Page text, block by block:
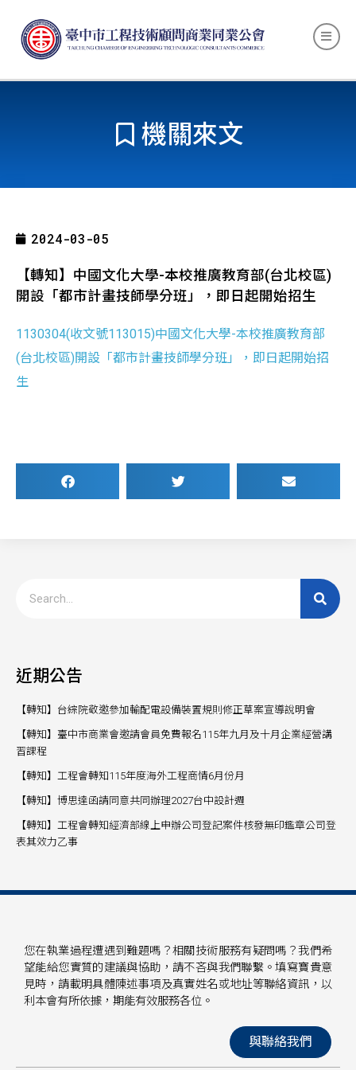
機關來文
2024-03-05
【轉知】中國文化大學-本校推廣教育部(台北校區)
開設「都市計畫技師學分班」，即日起開始招生
1130304(收文號113015)中國文化大學-本校推廣教育部
(台北校區)開設「都市計畫技師學分班」，即日起開始招
生
近期公告
【轉知】台綜院敬邀參加輸配電設備裝置規則修正草案宣導說明會
【轉知】臺中市商業會邀請會員免費報名115年九月及十月企業經營講
習課程
【轉知】工程會轉知115年度海外工程商情6月份月
【轉知】博思達函請同意共同辦理2027台中設計週
【轉知】工程會轉知經濟部線上申辦公司登記案件核發無印鑑章公司登
表其效力乙事
您在執業過程遭遇到難題嗎？相關技術服務有疑問嗎？我們希
望能給您實質的建議與協助，請不吝與我們聯繫。填寫寶貴意
見時，請載明具體陳述事項及真實姓名或地址等聯絡資訊，以
利本會有所依據，期能有效服務各位。
與聯絡我們